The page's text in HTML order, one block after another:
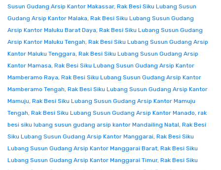
Susun Gudang Arsip Kantor Makassar, Rak Besi Siku Lubang Susun
Gudang Arsip Kantor Malaka, Rak Besi Siku Lubang Susun Gudang
Arsip Kantor Maluku Barat Daya, Rak Besi Siku Lubang Susun Gudang
Arsip Kantor Maluku Tengah, Rak Besi Siku Lubang Susun Gudang Arsip
Kantor Maluku Tenggara, Rak Besi Siku Lubang Susun Gudang Arsip
Kantor Mamasa, Rak Besi Siku Lubang Susun Gudang Arsip Kantor
Mamberamo Raya, Rak Besi Siku Lubang Susun Gudang Arsip Kantor
Mamberamo Tengah, Rak Besi Siku Lubang Susun Gudang Arsip Kantor
Mamuju, Rak Besi Siku Lubang Susun Gudang Arsip Kantor Mamuju
Tengah, Rak Besi Siku Lubang Susun Gudang Arsip Kantor Manado, rak
besi siku lubang susun gudang arsip kantor Mandailing Natal, Rak Besi
Siku Lubang Susun Gudang Arsip Kantor Manggarai, Rak Besi Siku
Lubang Susun Gudang Arsip Kantor Manggarai Barat, Rak Besi Siku
Lubang Susun Gudang Arsip Kantor Manggarai Timur, Rak Besi Siku